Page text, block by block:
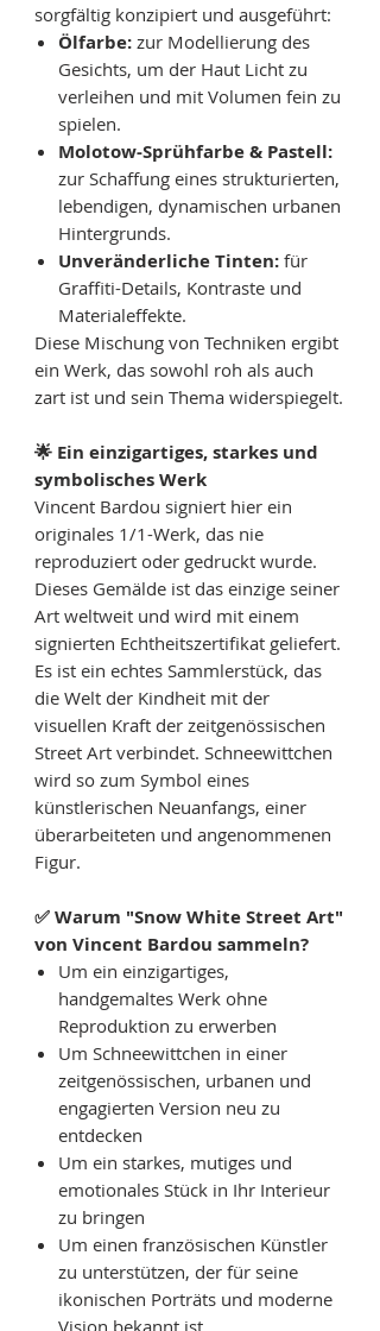
sorgfältig konzipiert und ausgeführt:
Ölfarbe: zur Modellierung des
Gesichts, um der Haut Licht zu
verleihen und mit Volumen fein zu
spielen.
Molotow-Sprühfarbe & Pastell:
zur Schaffung eines strukturierten,
lebendigen, dynamischen urbanen
Hintergrunds.
Unveränderliche Tinten: für
Graffiti-Details, Kontraste und
Materialeffekte.
Diese Mischung von Techniken ergibt
ein Werk, das sowohl roh als auch
zart ist und sein Thema widerspiegelt.
🌟 Ein einzigartiges, starkes und
symbolisches Werk
Vincent Bardou signiert hier ein
originales 1/1-Werk, das nie
reproduziert oder gedruckt wurde.
Dieses Gemälde ist das einzige seiner
Art weltweit und wird mit einem
signierten Echtheitszertifikat geliefert.
Es ist ein echtes Sammlerstück, das
die Welt der Kindheit mit der
visuellen Kraft der zeitgenössischen
Street Art verbindet. Schneewittchen
wird so zum Symbol eines
künstlerischen Neuanfangs, einer
überarbeiteten und angenommenen
Figur.
✅ Warum "Snow White Street Art"
von Vincent Bardou sammeln?
Um ein einzigartiges,
handgemaltes Werk ohne
Reproduktion zu erwerben
Um Schneewittchen in einer
zeitgenössischen, urbanen und
engagierten Version neu zu
entdecken
Um ein starkes, mutiges und
emotionales Stück in Ihr Interieur
zu bringen
Um einen französischen Künstler
zu unterstützen, der für seine
ikonischen Porträts und moderne